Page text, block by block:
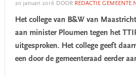
20 januari 2016 DOOR REDACTIE
Het college van B&W van
aan minister Ploumen tegen het
uitgesproken. Het college geeft
een door de gemeenteraad eerder